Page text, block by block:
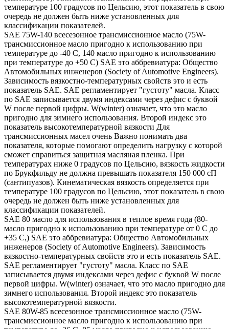
температуре 100 градусов по Цельсию, этот показатель в свою
очередь не должен быть ниже установленных для
классификации показателей.
SAE 75W-140 всесезонное трансмиссионное масло (75W-
трансмиссионное масло пригодно к использованию при
температуре до -40 С, 140 масло пригодно к использованию
при температуре до +50 С) SAE это аббревиатура: Общество
Автомобильных инженеров (Society of Automotive Engineers).
Зависимость вязкостно-температурных свойств это и есть
показатель SAE. SAE регламентирует "густоту" масла. Класс
по SAE записывается двумя индексами через дефис с буквой
W после первой цифры. W(winter) означает, что это масло
пригодно для зимнего использования. Второй индекс это
показатель высокотемпературной вязкости Для
трансмиссионных масел очень Важно понимать два
показателя, которые помогают определить нагрузку с которой
сможет справиться защитная масляная пленка. При
температурах ниже 0 градусов по Цельсию, вязкость жидкости
по Брукфильду не должна превышать показателя 150 000 сП
(сантипуазов). Кинематическая вязкость определяется при
температуре 100 градусов по Цельсию, этот показатель в свою
очередь не должен быть ниже установленных для
классификации показателей.
SAE 80 масло для использования в теплое время года (80-
масло пригодно к использованию при температуре от 0 С до
+35 С,) SAE это аббревиатура: Общество Автомобильных
инженеров (Society of Automotive Engineers). Зависимость
вязкостно-температурных свойств это и есть показатель SAE.
SAE регламентирует "густоту" масла. Класс по SAE
записывается двумя индексами через дефис с буквой W после
первой цифры. W(winter) означает, что это масло пригодно для
зимнего использования. Второй индекс это показатель
высокотемпературной вязкости.
SAE 80W-85 всесезонное трансмиссионное масло (75W-
трансмиссионное масло пригодно к использованию при